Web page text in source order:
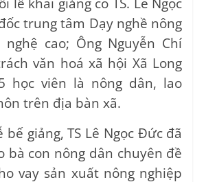
trung tâm Dạy nghề nông
nghệ cao; Ông Nguyễn Chí
văn hoá xã hội Xã Long
học viên là nông dân, lao
trên địa bàn xã.
bế giảng, TS Lê Ngọc Đức đã
bà con nông dân chuyên đề
vay sản xuất nông nghiệp